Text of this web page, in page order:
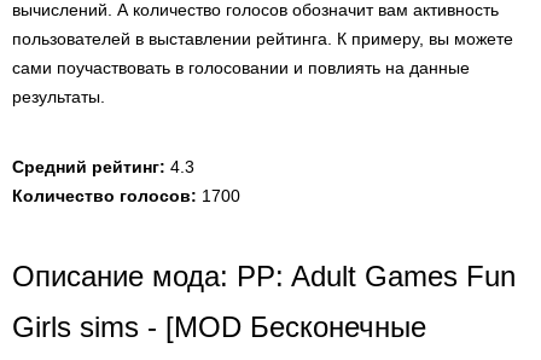
вычислений. А количество голосов обозначит вам активность
пользователей в выставлении рейтинга. К примеру, вы можете
сами поучаствовать в голосовании и повлиять на данные
результаты.
Средний рейтинг: 4.3
Количество голосов: 1700
Описание мода: PP: Adult Games Fun
Girls sims - [MOD Бесконечные